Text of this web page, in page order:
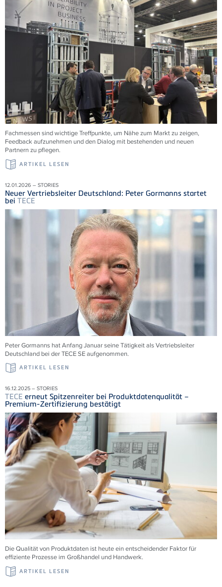
Fachmessen sind wichtige Treffpunkte, um Nähe zum Markt zu zeigen,
Feedback aufzunehmen und den Dialog mit bestehenden und neuen
Partnern zu pflegen.
ARTIKEL LESEN
12.01.2026 – STORIES
Neuer Vertriebsleiter Deutschland: Peter Gormanns startet
bei TECE
Peter Gormanns hat Anfang Januar seine Tätigkeit als Vertriebsleiter
Deutschland bei derTECESE aufgenommen.
ARTIKEL LESEN
16.12.2025 – STORIES
TECE erneut Spitzenreiter bei Produktdatenqualität –
Premium-Zertifizierung bestätigt
Die Qualität von Produktdaten ist heute ein entscheidender Faktor für
effiziente Prozesse im Großhandel und Handwerk.
ARTIKEL LESEN